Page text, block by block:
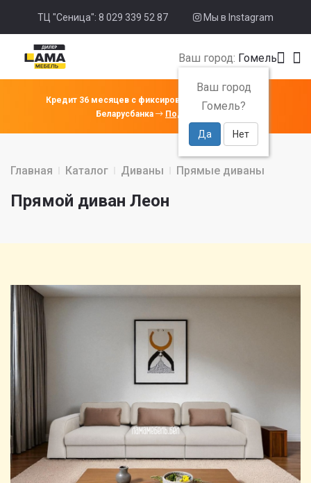
ТЦ "Сеница": 8 029 339 52 87 Мы в Instagram
Ваш город: Гомель
Ваш город
Гомель?
Да Нет
Кредит 36 месяцев с фиксированной ставкой 4% от
Беларусбанка
Подробнее
Главная Каталог Диваны Прямые диваны
Прямой диван Леон